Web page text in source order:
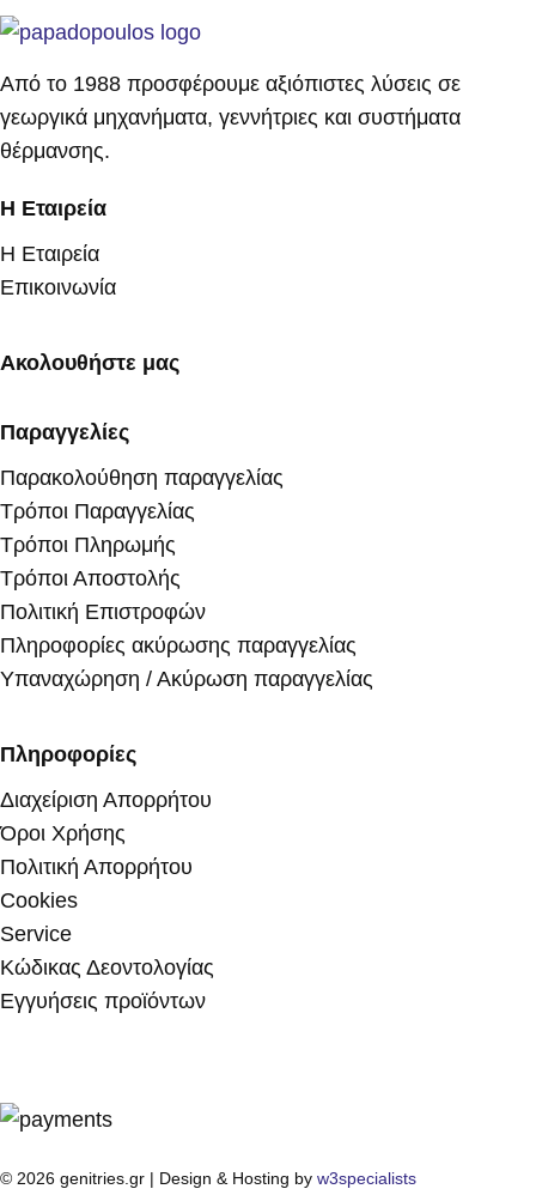
Από το 1988 προσφέρουμε αξιόπιστες λύσεις σε
γεωργικά μηχανήματα, γεννήτριες και συστήματα
θέρμανσης.
Η Εταιρεία
Η Εταιρεία
Επικοινωνία
Ακολουθήστε μας
Παραγγελίες
Παρακολούθηση παραγγελίας
Τρόποι Παραγγελίας
Τρόποι Πληρωμής
Τρόποι Αποστολής
Πολιτική Επιστροφών
Πληροφορίες ακύρωσης παραγγελίας
Υπαναχώρηση / Ακύρωση παραγγελίας
Πληροφορίες
Διαχείριση Απορρήτου
Όροι Χρήσης
Πολιτική Απορρήτου
Cookies
Service
Κώδικας Δεοντολογίας
Εγγυήσεις προϊόντων
© 2026 genitries.gr | Design & Hosting by w3specialists